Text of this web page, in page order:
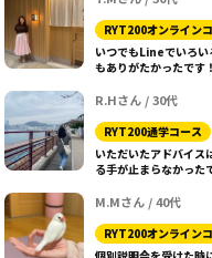
RYT200オンライン
いつでもLineでいろい
もありがたかったです！
R.Hさん / 30代
RYT200通学コース
いただいたアドバイス
る手が止まらなかった
M.Mさん / 40代
RYT200オンライン